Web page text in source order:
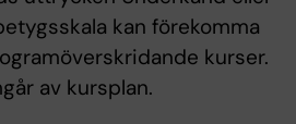
kan förekomma
kurser.
av kursplan.